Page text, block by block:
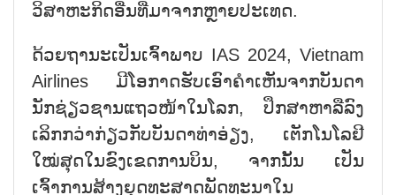
ວິສາຫະກິດອື່ນທີ່ມາຈາກຫຼາຍປະເທດ.
ດ້ວຍຖານະເປັນເຈົ້າພາບ IAS 2024, Vietnam
Airlines ມີໂອກາດຮັບເອົາຄຳເຫັນຈາກບັນດາ
ນັກຊ່ຽວຊານແຖວໜ້າໃນໂລກ, ປຶກສາຫາລືລົງ
ເລິກກວ່າກ່ຽວກັບບັນດາທ່າອ່ຽງ, ເຕັກໂນໂລຢີ
ໃໝ່ສຸດໃນຂົງເຂດການບິນ, ຈາກນັ້ນ ເປັນ
ເຈົ້າການສ້າງຍຸດທະສາດພັດທະນາໃນ